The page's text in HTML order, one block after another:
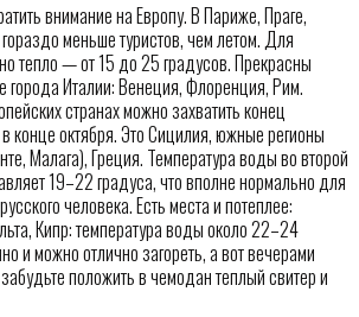
внимание на Европу. В Париже, Праге,
меньше туристов, чем летом. Для
тепло — от 15 до 25 градусов. Прекрасны
города Италии: Венеция, Флоренция, Рим.
странах можно захватить конец
конце октября. Это Сицилия, южные регионы
Малага), Греция. Температура воды во второй
19–22 градуса, что вполне нормально для
человека. Есть места и потеплее:
Кипр: температура воды около 22–24
и можно отлично загореть, а вот вечерами
положить в чемодан теплый свитер и